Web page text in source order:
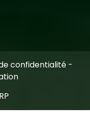
confidentialité-